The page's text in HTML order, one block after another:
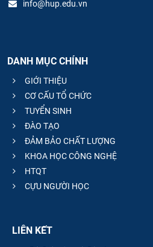
info@hup.edu.vn
DANH MỤC CHÍNH
GIỚI THIỆU
CƠ CẤU TỔ CHỨC
TUYỂN SINH
ĐÀO TẠO
ĐẢM BẢO CHẤT LƯỢNG
KHOA HỌC CÔNG NGHỆ
HTQT
CỰU NGƯỜI HỌC
LIÊN KẾT